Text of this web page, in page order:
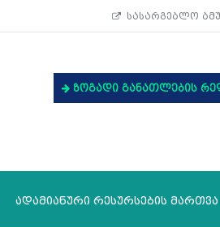
სასარგებლო
ზოგადი განათლების
ადამიანური რესურსების მართვა